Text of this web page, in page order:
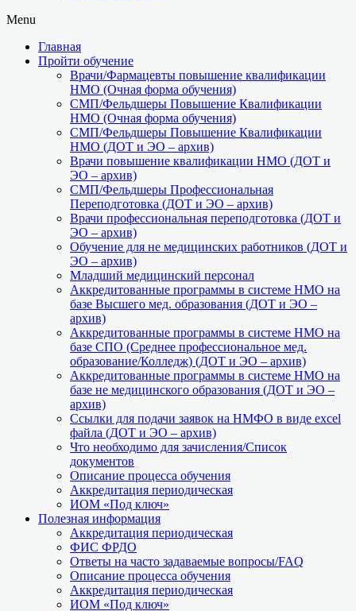
Menu
Главная
Пройти обучение
Врачи/Фармацевты повышение квалификации
НМО (Очная форма обучения)
СМП/Фельдшеры Повышение Квалификации
НМО (Очная форма обучения)
СМП/Фельдшеры Повышение Квалификации
НМО (ДОТ и ЭО – архив)
Врачи повышение квалификации НМО (ДОТ и
ЭО – архив)
СМП/Фельдшеры Профессиональная
Переподготовка (ДОТ и ЭО – архив)
Врачи профессиональная переподготовка (ДОТ и
ЭО – архив)
Обучение для не медицинских работников (ДОТ и
ЭО – архив)
Младший медицинский персонал
Аккредитованные программы в системе НМО на
базе Высшего мед. образования (ДОТ и ЭО –
архив)
Аккредитованные программы в системе НМО на
базе СПО (Среднее профессиональное мед.
образование/Колледж) (ДОТ и ЭО – архив)
Аккредитованные программы в системе НМО на
базе не медицинского образования (ДОТ и ЭО –
архив)
Ссылки для подачи заявок на НМФО в виде excel
файла (ДОТ и ЭО – архив)
Что необходимо для зачисления/Список
документов
Описание процесса обучения
Аккредитация периодическая
ИОМ «Под ключ»
Полезная информация
Аккредитация периодическая
ФИС ФРДО
Ответы на часто задаваемые вопросы/FAQ
Описание процесса обучения
Аккредитация периодическая
ИОМ «Под ключ»